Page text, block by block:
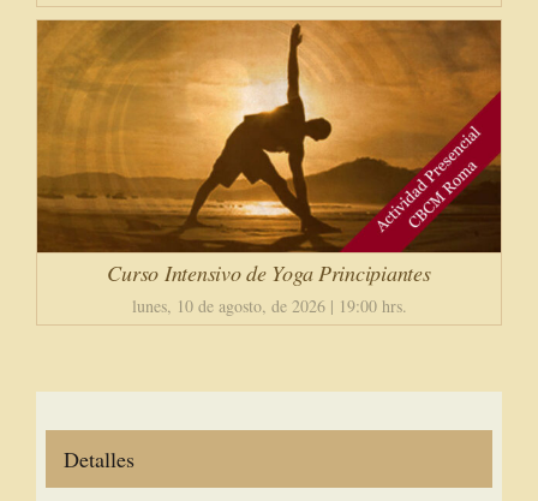
Curso Intensivo de Yoga Principiantes
lunes, 10 de agosto, de 2026 | 19:00 hrs.
Detalles